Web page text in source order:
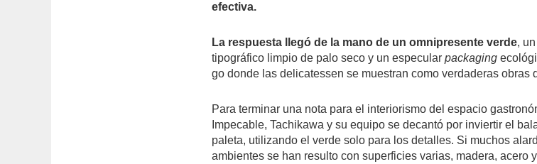
efectiva.
La respuesta llegó de la mano de un omnipresente verde,
tipográfico limpio de palo seco y un especularpackaging
go donde las delicatessen se muestran como verdaderas obras
Para terminar una nota para el interiorismo del espacio
Impecable, Tachikawa y su equipo se decantó por inviertir el
paleta, utilizando el verde solo para los detalles. Si muchos
ambientes se han resulto con superficies varias, madera, acero